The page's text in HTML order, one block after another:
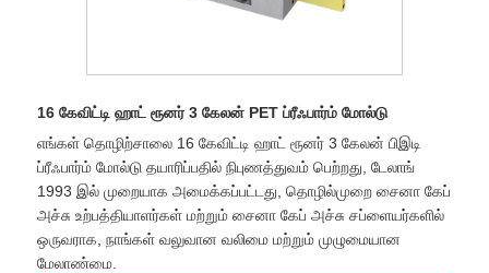
16 கேவிட்டி ஹாட் ரூனர் 3 கேலன் PET ப்ரீஃபார்ம் மோல்டு
எங்கள் தொழிற்சாலை 16 கேவிட்டி ஹாட் ரூனர் 3 கேலன் பிஇடி
ப்ரீஃபார்ம் மோல்டு தயாரிப்பதில் நிபுணத்துவம் பெற்றது, டேலாங்
1993 இல் முறையாக அமைக்கப்பட்டது, தொழில்முறை சைனா கேப்
அச்சு உற்பத்தியாளர்கள் மற்றும் சைனா கேப் அச்சு சப்ளையர்களில்
ஒருவராக, நாங்கள் வலுவான வலிமை மற்றும் முழுமையான
மேலாண்மை.